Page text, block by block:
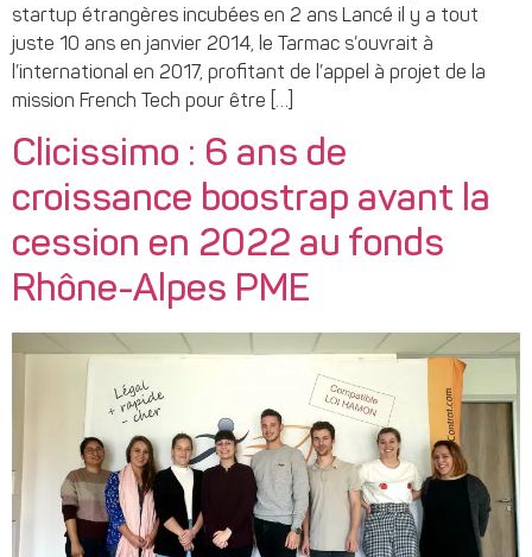
startup étrangères incubées en 2 ans Lancé il y a tout
juste 10 ans en janvier 2014, le Tarmac s’ouvrait à
l’international en 2017, profitant de l’appel à projet de la
mission French Tech pour être […]
Clicissimo : 6 ans de
croissance boostrap avant la
cession en 2022 au fonds
Rhône-Alpes PME